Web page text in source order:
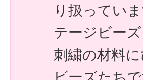
り扱ってい
テージビー
刺繍の材料